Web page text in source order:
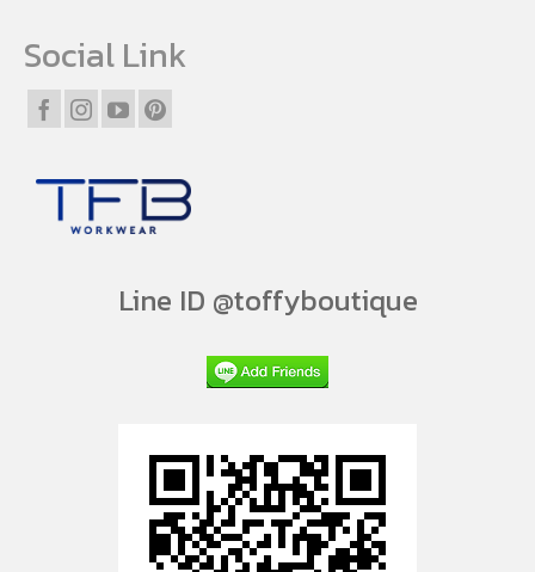
Social Link
Line ID @toffyboutique